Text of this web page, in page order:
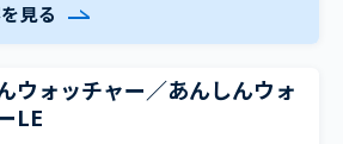
見る
ウォッチャー／あんしんウォ
LE